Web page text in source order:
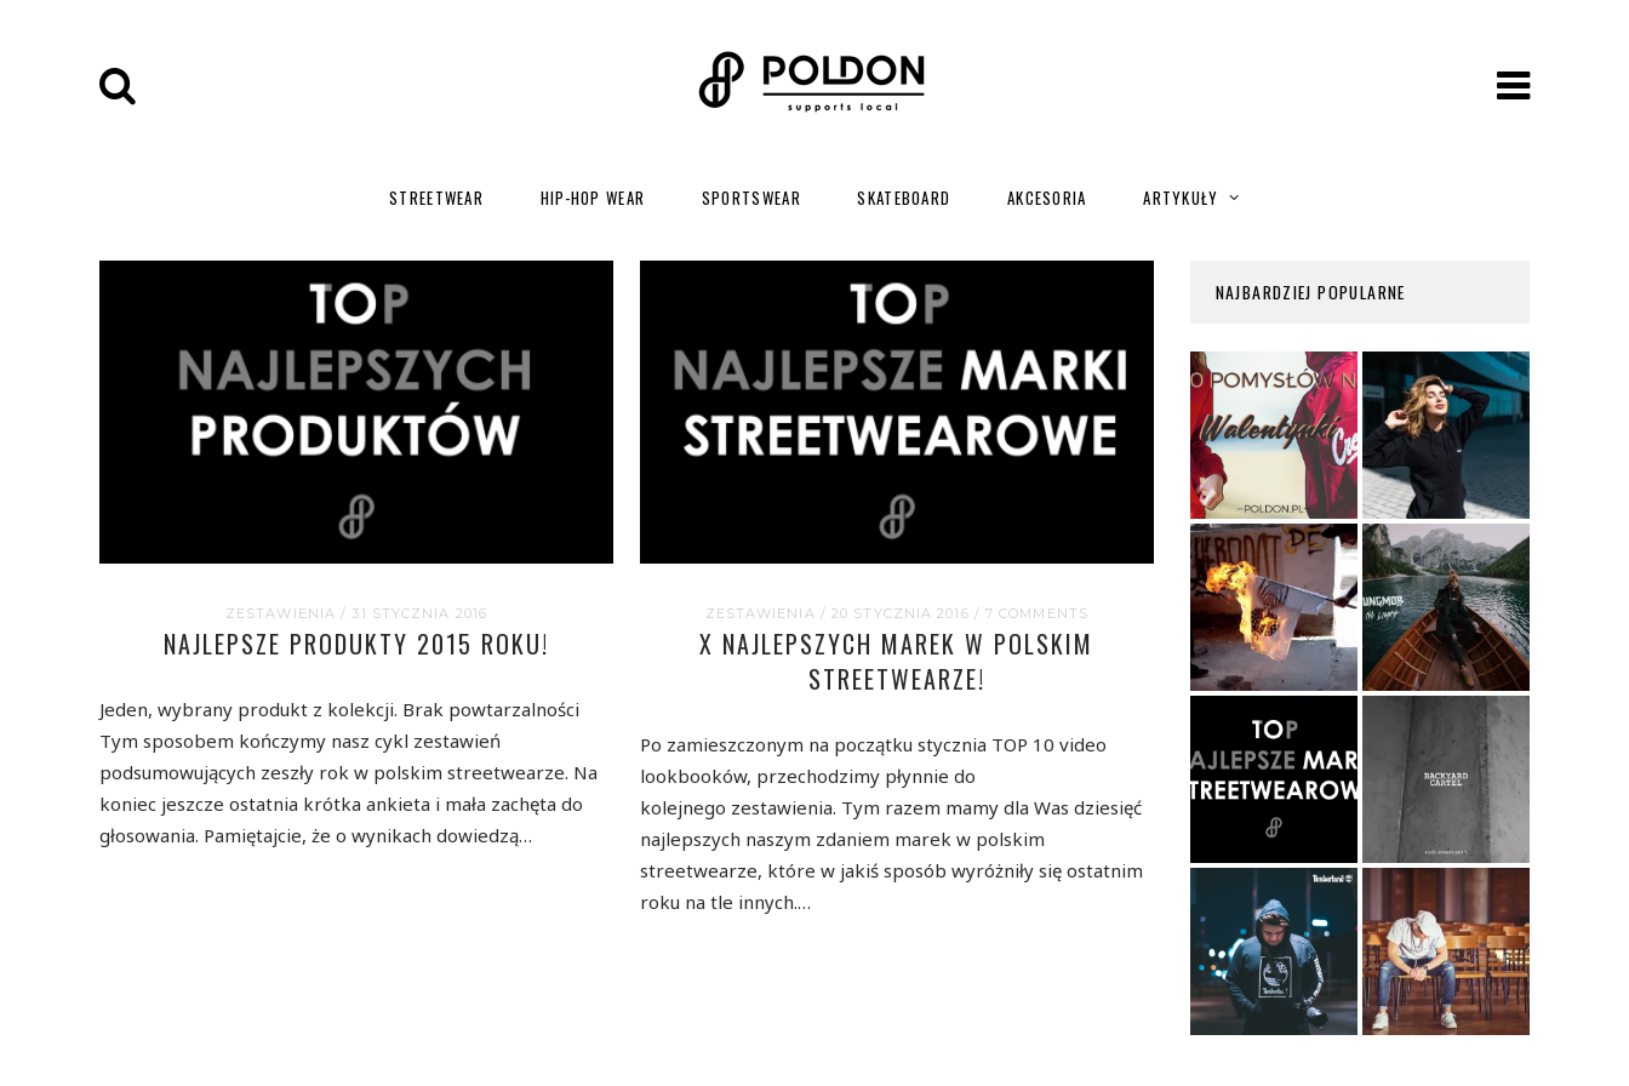
STREETWEAR HIP-HOP WEAR SPORTSWEAR SKATEBOARD AKCESORIA ARTYKUŁY
ZESTAWIENIA / 31 STYCZNIA 2016
NAJLEPSZE PRODUKTY 2015 ROKU!
Jeden, wybrany produkt z kolekcji. Brak powtarzalności
Tym sposobem kończymy nasz cykl zestawień
podsumowujących zeszły rok w polskim streetwearze. Na
koniec jeszcze ostatnia krótka ankieta i mała zachęta do
głosowania. Pamiętajcie, że o wynikach dowiedzą…
ZESTAWIENIA / 20 STYCZNIA 2016 / 7 COMMENTS
X NAJLEPSZYCH MAREK W POLSKIM
STREETWEARZE!
Po zamieszczonym na początku stycznia TOP 10 video
lookbooków, przechodzimy płynnie do
kolejnego zestawienia. Tym razem mamy dla Was dziesięć
najlepszych naszym zdaniem marek w polskim
streetwearze, które w jakiś sposób wyróżniły się ostatnim
roku na tle innych.…
NAJBARDZIEJ POPULARNE